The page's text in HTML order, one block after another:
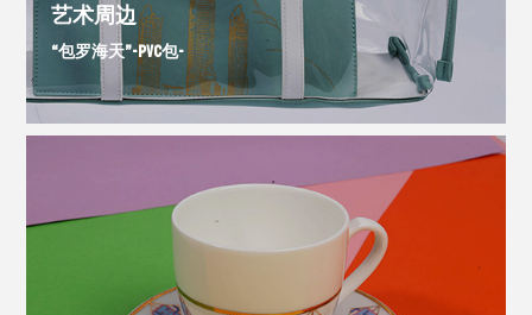
艺术周边
“包罗海天”-PVC包-